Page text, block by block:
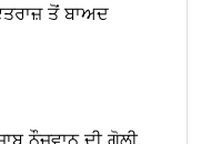
ਤੋਂ ਬਾਅਦ